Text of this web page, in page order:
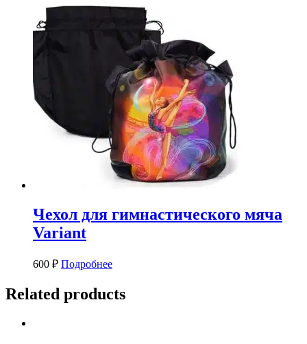
Чехол для гимнастического мяча
Variant
600 ₽ Подробнее
Related products